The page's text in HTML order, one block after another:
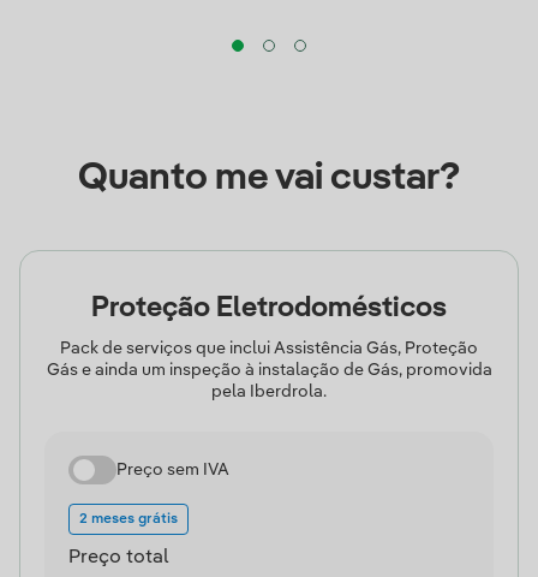
Quanto me vai custar?
Proteção Eletrodomésticos
Pack de serviços que inclui Assistência Gás, Proteção
Gás e ainda um inspeção à instalação de Gás, promovida
pela Iberdrola.
Preço sem IVA
2 meses grátis
Preço total